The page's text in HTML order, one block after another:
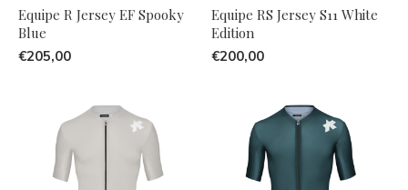
Equipe R Jersey EF Spooky
Blue
€205,00
Equipe RS Jersey S11 White
Edition
€200,00